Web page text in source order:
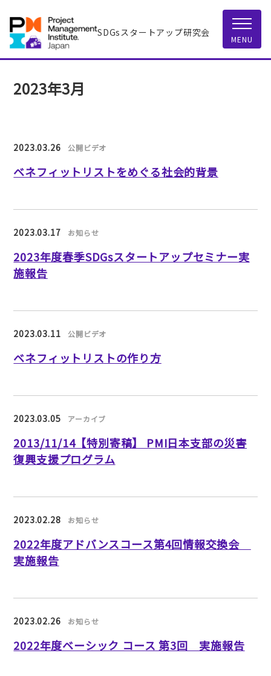
SDGsスタートアップ研究会
MENU
2023年3月
2023.03.26 公開ビデオ
ベネフィットリストをめぐる社会的背景
2023.03.17 お知らせ
2023年度春季SDGsスタートアップセミナー実
施報告
2023.03.11 公開ビデオ
ベネフィットリストの作り方
2023.03.05 アーカイブ
2013/11/14【特別寄稿】 PMI日本支部の災害
復興支援プログラム
2023.02.28 お知らせ
2022年度アドバンスコース第4回情報交換会
実施報告
2023.02.26 お知らせ
2022年度ベーシック コース 第3回 実施報告